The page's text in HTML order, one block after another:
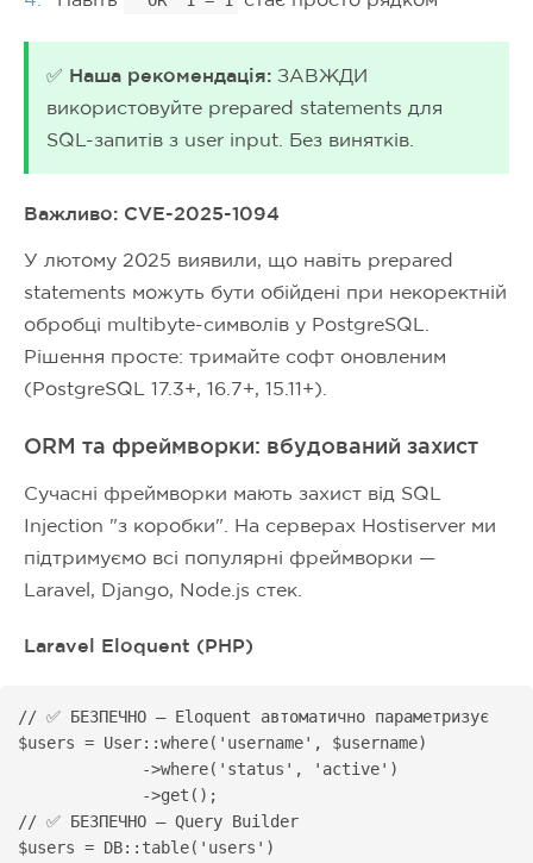
✅ Наша рекомендація: ЗАВЖДИ
використовуйте prepared statements для
SQL-запитів з user input. Без винятків.
Важливо: CVE-2025-1094
У лютому 2025 виявили, що навіть prepared
statements можуть бути обійдені при некоректній
обробці multibyte-символів у PostgreSQL.
Рішення просте: тримайте софт оновленим
(PostgreSQL 17.3+, 16.7+, 15.11+).
ORM та фреймворки: вбудований захист
Сучасні фреймворки мають захист від SQL
Injection "з коробки". На серверах Hostiserver ми
підтримуємо всі популярні фреймворки —
Laravel, Django, Node.js стек.
Laravel Eloquent (PHP)
// ✅ БЕЗПЕЧНО — Eloquent автоматично параметризує
$users = User::where('username', $username)
             ->where('status', 'active')
             ->get();
// ✅ БЕЗПЕЧНО — Query Builder
$users = DB::table('users')